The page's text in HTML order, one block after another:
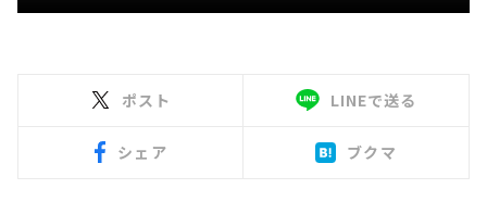
ポスト LINEで送る
シェア ブクマ